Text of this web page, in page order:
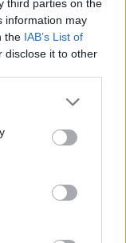
third parties on the
information may
the IAB’s List of
disclose it to other
or more Google
You may click to
party tags to
in below Google
και
σου δεν
στη
με